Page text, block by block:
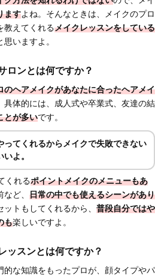
ますよね。そんなときは、メイクのプロ
教えてくれるメイクレッスンをしている
思いますよ。
ロンとは何ですか？
のヘアメイクがあなたに合ったヘアメイ
具体的には、成人式や卒業式、友達の結
とが多いです。
ってくれるからメイクで失敗できない
いよ。
くれるポイントメイクのメニューもあ
ど、 日常の中でも使えるシーンがあり
トもしてくれるから、 普段自分ではや
も楽しいですよ。
ッスンとは何ですか？
的な知識をもったプロが、顔タイプやパ